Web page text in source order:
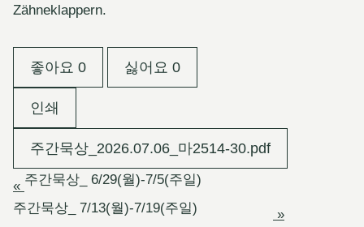
Zähneklappern.
좋아요 0 싫어요 0
인쇄
주간묵상_2026.07.06_마2514-30.pdf
« 주간묵상_ 6/29(월)-7/5(주일)
주간묵상_ 7/13(월)-7/19(주일)
»